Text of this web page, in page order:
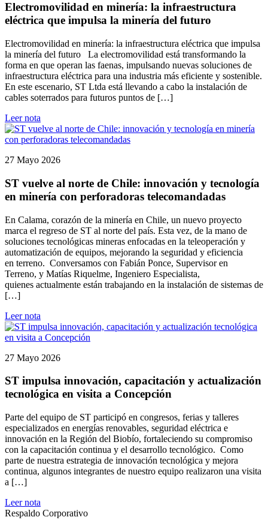
Electromovilidad en minería: la infraestructura
eléctrica que impulsa la minería del futuro
Electromovilidad en minería: la infraestructura eléctrica que impulsa
la minería del futuro La electromovilidad está transformando la
forma en que operan las faenas, impulsando nuevas soluciones de
infraestructura eléctrica para una industria más eficiente y sostenible.
En este escenario, ST Ltda está llevando a cabo la instalación de
cables soterrados para futuros puntos de […]
Leer nota
27 Mayo 2026
ST vuelve al norte de Chile: innovación y tecnología
en minería con perforadoras telecomandadas
En Calama, corazón de la minería en Chile, un nuevo proyecto
marca el regreso de ST al norte del país. Esta vez, de la mano de
soluciones tecnológicas mineras enfocadas en la teleoperación y
automatización de equipos, mejorando la seguridad y eficiencia
en terreno. Conversamos con Fabián Ponce, Supervisor en
Terreno, y Matías Riquelme, Ingeniero Especialista,
quienes actualmente están trabajando en la instalación de sistemas de
[…]
Leer nota
27 Mayo 2026
ST impulsa innovación, capacitación y actualización
tecnológica en visita a Concepción
Parte del equipo de ST participó en congresos, ferias y talleres
especializados en energías renovables, seguridad eléctrica e
innovación en la Región del Biobío, fortaleciendo su compromiso
con la capacitación continua y el desarrollo tecnológico. Como
parte de nuestra estrategia de innovación tecnológica y mejora
continua, algunos integrantes de nuestro equipo realizaron una visita
a […]
Leer nota
Respaldo Corporativo